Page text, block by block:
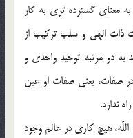
معناي گسترده تري به کار
ذات الهي و سلب ترکيب از
از توحيد به دو مرتبه توحيد واحدي و
شود.[2] ب) توحيد در صفات، يعني صفات او عين
ندارد.
اللّه، هيچ كاري در عالم وجود